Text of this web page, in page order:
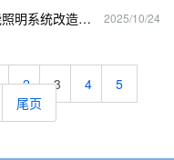
2025/10/24
南京地理与湖泊研究所麒麟园区智能照明系统改造项目评审结果公告
2 3 4
5
尾页